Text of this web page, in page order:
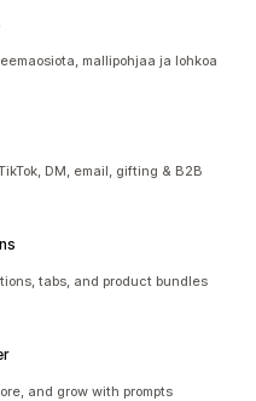
mallipohjaa ja lohkoa
DM, email, gifting & B2B
tabs, and product bundles
and grow with prompts